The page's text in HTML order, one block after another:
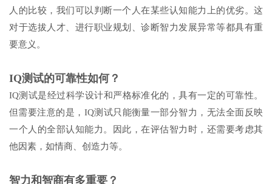
人的比较，我们可以判断一个人在某些认知能力上的优劣。这
对于选拔人才、进行职业规划、诊断智力发展异常等都具有重
要意义。
IQ测试的可靠性如何？
IQ测试是经过科学设计和严格标准化的，具有一定的可靠性。
但需要注意的是，IQ测试只能衡量一部分智力，无法全面反映
一个人的全部认知能力。因此，在评估智力时，还需要考虑其
他因素，如情商、创造力等。
智力和智商有多重要？